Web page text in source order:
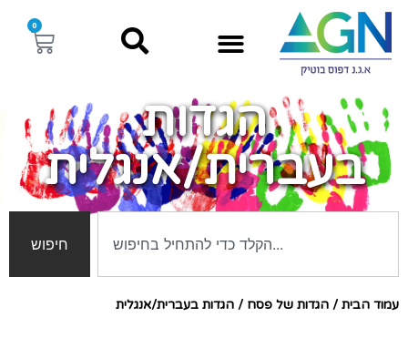
0
הגדות
בעברית/אנגלית
חיפוש
עמוד הבית / הגדות של פסח / הגדות בעברית/אנגלית